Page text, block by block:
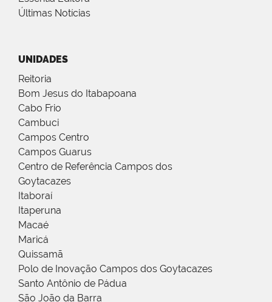
Últimas Notícias
UNIDADES
Reitoria
Bom Jesus do Itabapoana
Cabo Frio
Cambuci
Campos Centro
Campos Guarus
Centro de Referência Campos dos
Goytacazes
Itaboraí
Itaperuna
Macaé
Maricá
Quissamã
Polo de Inovação Campos dos Goytacazes
Santo Antônio de Pádua
São João da Barra